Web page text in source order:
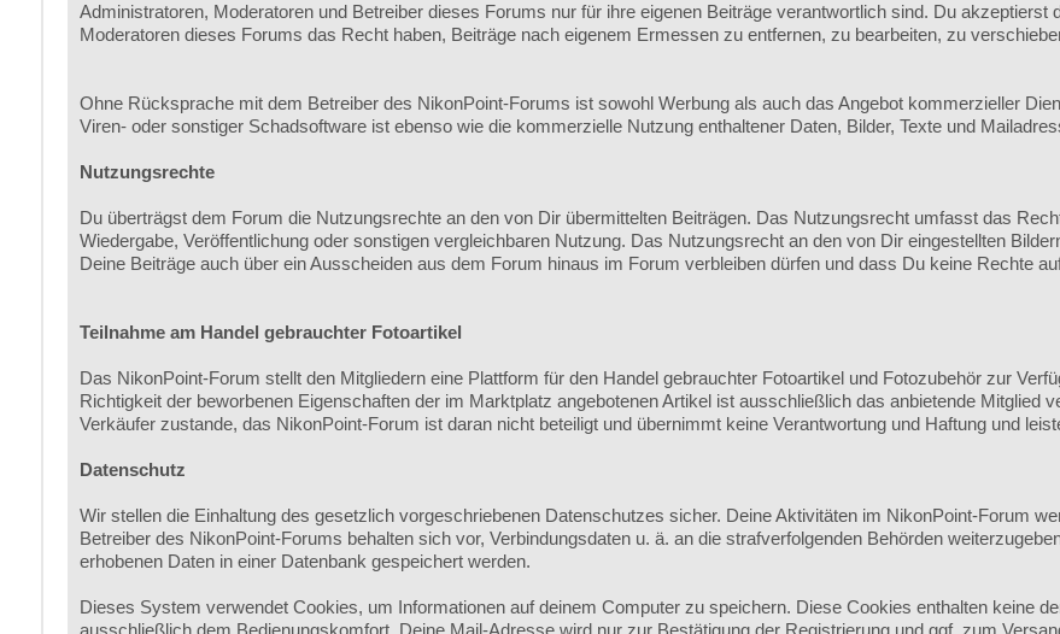
Administratoren, Moderatoren und Betreiber dieses Forums nur für ihre eigenen Beiträge verantwortlich sind. Du akzeptierst
Moderatoren dieses Forums das Recht haben, Beiträge nach eigenem Ermessen zu entfernen, zu bearbeiten, zu
Ohne Rücksprache mit dem Betreiber des NikonPoint-Forums ist sowohl Werbung als auch das Angebot kommerzieller
Viren- oder sonstiger Schadsoftware ist ebenso wie die kommerzielle Nutzung enthaltener Daten, Bilder, Texte und
Nutzungsrechte
Du überträgst dem Forum die Nutzungsrechte an den von Dir übermittelten Beiträgen. Das Nutzungsrecht umfasst das
Wiedergabe, Veröffentlichung oder sonstigen vergleichbaren Nutzung. Das Nutzungsrecht an den von Dir eingestellten
Deine Beiträge auch über ein Ausscheiden aus dem Forum hinaus im Forum verbleiben dürfen und dass Du keine Rechte
Teilnahme am Handel gebrauchter Fotoartikel
Das NikonPoint-Forum stellt den Mitgliedern eine Plattform für den Handel gebrauchter Fotoartikel und Fotozubehör zur
Richtigkeit der beworbenen Eigenschaften der im Marktplatz angebotenen Artikel ist ausschließlich das anbietende Mitglied
Verkäufer zustande, das NikonPoint-Forum ist daran nicht beteiligt und übernimmt keine Verantwortung und Haftung und
Datenschutz
Wir stellen die Einhaltung des gesetzlich vorgeschriebenen Datenschutzes sicher. Deine Aktivitäten im NikonPoint-Forum
Betreiber des NikonPoint-Forums behalten sich vor, Verbindungsdaten u. ä. an die strafverfolgenden Behörden
erhobenen Daten in einer Datenbank gespeichert werden.
Dieses System verwendet Cookies, um Informationen auf deinem Computer zu speichern. Diese Cookies enthalten keine
ausschließlich dem Bedienungskomfort. Deine Mail-Adresse wird nur zur Bestätigung der Registrierung und ggf. zum